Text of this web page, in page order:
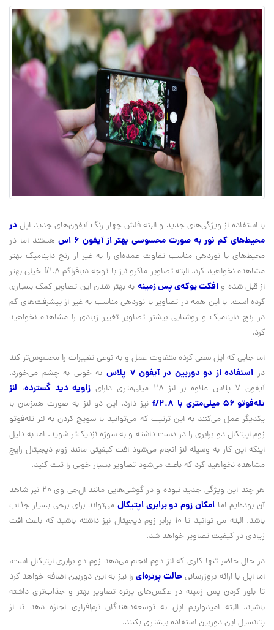
با استفاده از ویژگی‌های جدید و البته فلش چهار رنگ آیفون‌های جدید اپلدر
محیط‌های کم نور به صورت محسوسی بهتر از آیفون 6 اس
هستند اما در
محیط‌های با نوردهی مناسب تفاوت عمده‌ای را به غیر از رنج داینامیک بهتر
مشاهده نخواهید کرد. البته تصاویر ماکرو نیز با توجه دیافراگمf/1.8 خیلی بهتر
از قبل شده و افکت بوکه‌ی پس زمینه به بهتر شدن این تصاویر کمک بسیاری
کرده است. با این همه در تصاویر با نوردهی مناسب به غیر از پیشرفت‌های کم
در رنج داینامیک و روشنایی بیشتر تصاویر تغییر زیادی را مشاهده نخواهید
کرد.
اما جایی که اپل سعی کرده متفاوت عمل و به نوعی تغییرات را محسوس‌تر کند
در استفاده از دو دوربین در آیفون 7 پلاس
به خوبی به چشم می‌خورد.
آیفون ۷ پلاس علاوه بر لنز ۲۸ میلی‌متری دارای
زاویه دید گسترده، لنز
تله‌فوتو ۵۶ میلی‌متری با
f/2.8نیز دارد. این دو لنز به صورت همزمان با
یکدیگر عمل می‌کنند به این ترتیب که می‌توانید با سویچ کردن به لنز تله‌فوتو
زوم اپیتکال دو برابری را در دست داشته و به سوژه نزدیک‌تر شوید. اما به دلیل
اینکه این کار به وسیله لنز انجام می‌شود افت کیفیتی مانند زوم دیجیتال رایج
مشاهده نخواهید کرد که باعث می‌شود تصاویر بسیار خوبی را ثبت کنید.
هر چند این ویژگی جدید نبوده و در گوشی‌هایی مانند ال‌جی وی ۲۰ نیز شاهد
آن بوده‌ایم اما امکان زوم دو برابری اپتیکال می‌تواند برای برخی بسیار جذاب
باشد. البته می‌ توانید تا ۱۰ برابر زوم دیجیتال نیز داشته باشید که باعث افت
زیادی در کیفیت تصاویر خواهد شد.
در حال حاضر تنها کاری که لنز دوم انجام می‌دهد زوم دو برابری اپتیکال است،
اما اپل با ارائه بروزرسانیحالت پرتره‌ایرا نیز به این دوربین اضافه خواهد کرد
تا بلور کردن پس زمینه در عکس‌های پرتره تصاویر بهتر و جذاب‌تری داشته
باشید. البته امیدواریم اپل به توسعه‌دهندگان نرم‌افزاری اجازه دهد تا از
پتانسیل این دوربین استفاده بیشتری بکنند.